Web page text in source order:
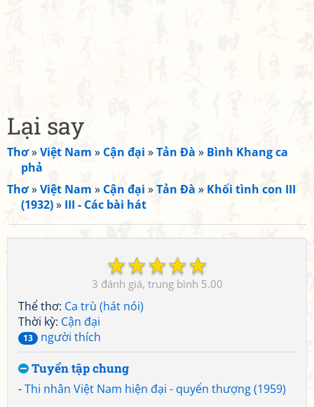
Lại say
Thơ»Việt Nam » Cận đại »Tản Đà » Bình Khang ca
phả
Thơ»Việt Nam » Cận đại »Tản Đà » Khối tình con III
(1932)» III - Các bài hát
☆
☆
☆
☆
☆
3 5.00
Thể thơ: Ca trù (hát nói)
Thời kỳ: Cận đại
13 người thích
Tuyển tập chung
-Thi nhân Việt Nam hiện đại - quyển thượng (1959)